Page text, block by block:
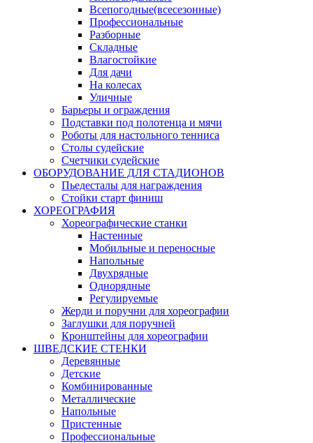
Всепогодные(всесезонные)
Профессиональные
Разборные
Складные
Влагостойкие
Для дачи
На колесах
Уличные
Барьеры и ограждения
Подставки под полотенца и мячи
Роботы для настольного тенниса
Столы судейские
Счетчики судейские
ОБОРУДОВАНИЕ ДЛЯ СТАДИОНОВ
Пьедесталы для награждения
Стойки старт финиш
ХОРЕОГРАФИЯ
Хореографические станки
Настенные
Мобильные и переносные
Напольные
Двухрядные
Однорядные
Регулируемые
Жерди и поручни для хореографии
Заглушки для поручней
Кронштейны для хореографии
ШВЕДСКИЕ СТЕНКИ
Деревянные
Детские
Комбинированные
Металлические
Напольные
Пристенные
Профессиональные